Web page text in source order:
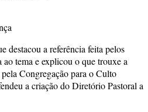
destacou a referência feita pelos
tema e explicou o que trouxe a
Congregação para o Culto
a criação do Diretório Pastoral a